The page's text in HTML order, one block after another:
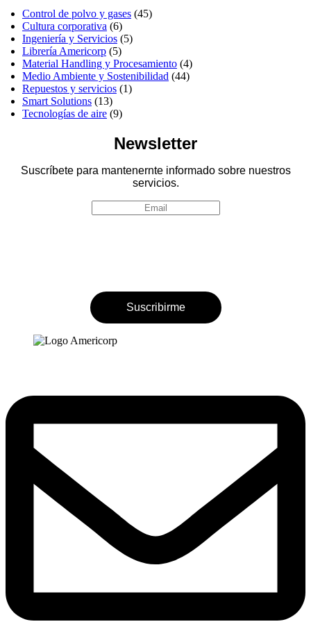
Control de polvo y gases (45)
Cultura corporativa (6)
Ingeniería y Servicios (5)
Librería Americorp (5)
Material Handling y Procesamiento (4)
Medio Ambiente y Sostenibilidad (44)
Repuestos y servicios (1)
Smart Solutions (13)
Tecnologías de aire (9)
Newsletter
Suscríbete para mantenernte informado sobre nuestros
servicios.